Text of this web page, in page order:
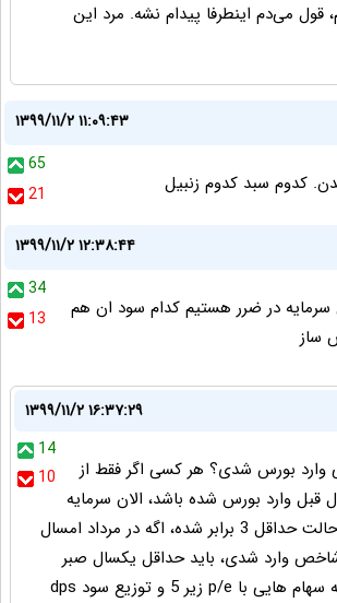
قول می‌دم اینطرفا پیدام نشه. مرد این
۱۳۹۹/۱۱/۲ ۱۱:۰۹:۴۳
65
21
کدوم سبد کدوم زنبیل
۱۳۹۹/۱۱/۲ ۱۲:۳۸:۴۴
34
13
سرمایه در ضرر هستیم کدام سود ان هم
ساز
۱۳۹۹/۱۱/۲ ۱۶:۳۷:۲۹
14
10
وارد بورس شدی؟ هر کسی اگر فقط از
قبل وارد بورس شده باشد، الان سرمایه
ش در بدترین حالت حداقل 3 برابر شده، اگه در مرداد امسال
وارد شدی، باید حداقل یکسال صبر
کنی. ضمن آنکه سهام هایی با p/e زیر 5 و توزیع سود dps